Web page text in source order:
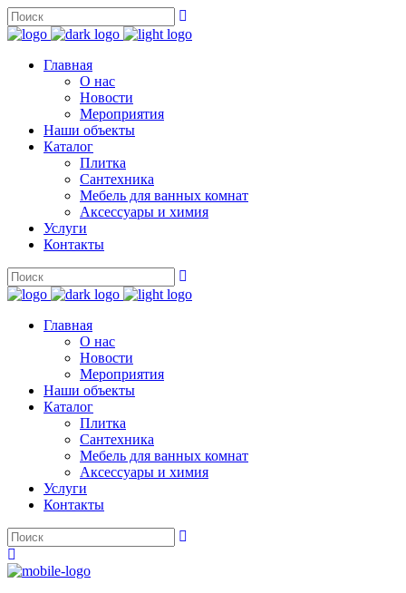
Главная
О нас
Новости
Мероприятия
Наши объекты
Каталог
Плитка
Сантехника
Мебель для ванных комнат
Аксессуары и химия
Услуги
Контакты
Главная
О нас
Новости
Мероприятия
Наши объекты
Каталог
Плитка
Сантехника
Мебель для ванных комнат
Аксессуары и химия
Услуги
Контакты